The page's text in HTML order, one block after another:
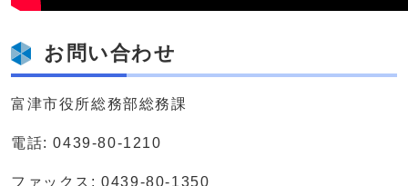
お問い合わせ
富津市役所総務部総務課
電話: 0439-80-1210
ファックス: 0439-80-1350